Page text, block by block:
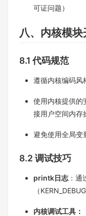
可证问题）​
八、内核模
8.1 代码规范​
遵循内核编码风
使用内核提供的
接用户空间内存
避免使用全局变
8.2 调试技巧​
printk日志 ：
（
内核调试工具：